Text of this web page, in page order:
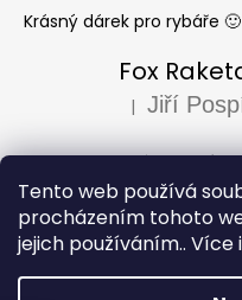
Tento web používá
procházením tohoto
jejich používáním..
Krásný dárek pro rybáře 🙂
Hodnocení
| Jiří
Dárkový
Hodnocení
| Laura
Dárek pro dědu k